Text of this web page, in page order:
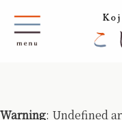
Warning: Undefined